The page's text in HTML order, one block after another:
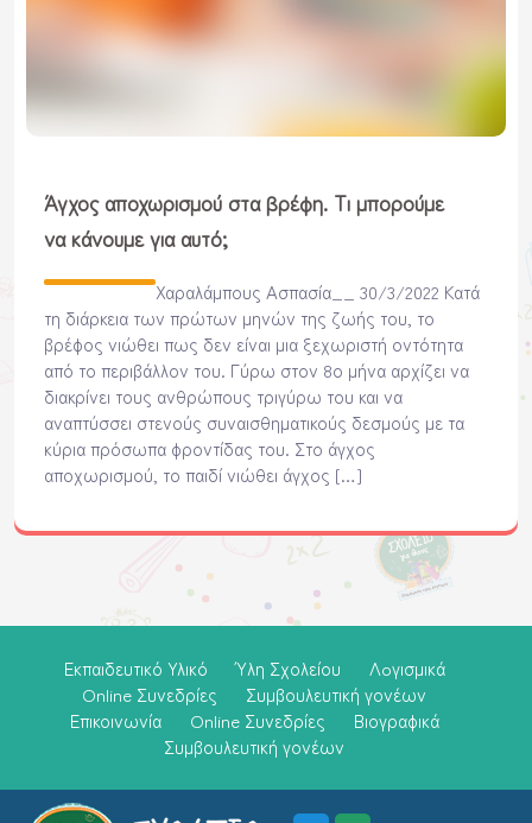
Άγχος αποχωρισμού στα βρέφη. Τι μπορούμε
να κάνουμε για αυτό;
Χαραλάμπους Ασπασία__ 30/3/2022 Κατά
τη διάρκεια των πρώτων μηνών της ζωής του, το
βρέφος νιώθει πως δεν είναι μια ξεχωριστή οντότητα
από το περιβάλλον του. Γύρω στον 8ο μήνα αρχίζει να
διακρίνει τους ανθρώπους τριγύρω του και να
αναπτύσσει στενούς συναισθηματικούς δεσμούς με τα
κύρια πρόσωπα φροντίδας του. Στο άγχος
αποχωρισμού, το παιδί νιώθει άγχος […]
Εκπαιδευτικό Υλικό Ύλη Σχολείου
Λoγισμικά
Online Συνεδρίες
Συμβουλευτική γονέων
Επικοινωνία
Online Συνεδρίες
Βιογραφικά
Συμβουλευτική γονέων